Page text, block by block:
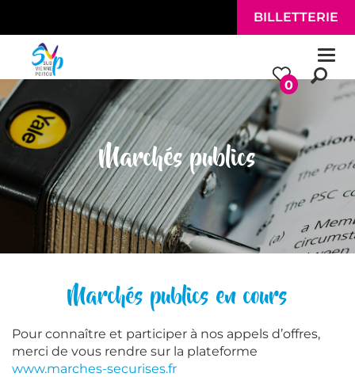
BILLETTERIE
0
Marchés publics
Marchés publics en cours
Pour connaître et participer à nos appels d’offres,
merci de vous rendre sur la plateforme
www.marches-securises.fr